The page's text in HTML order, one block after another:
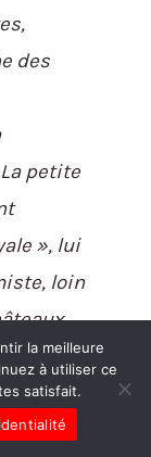
des
petite
», lui
loin
sorte
de
de
la meilleure
à utiliser ce
satisfait.